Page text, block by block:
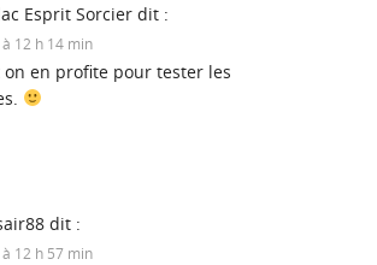
Esprit Sorcier dit :
12 h 14 min
on en profite pour tester les
dit :
12 h 57 min